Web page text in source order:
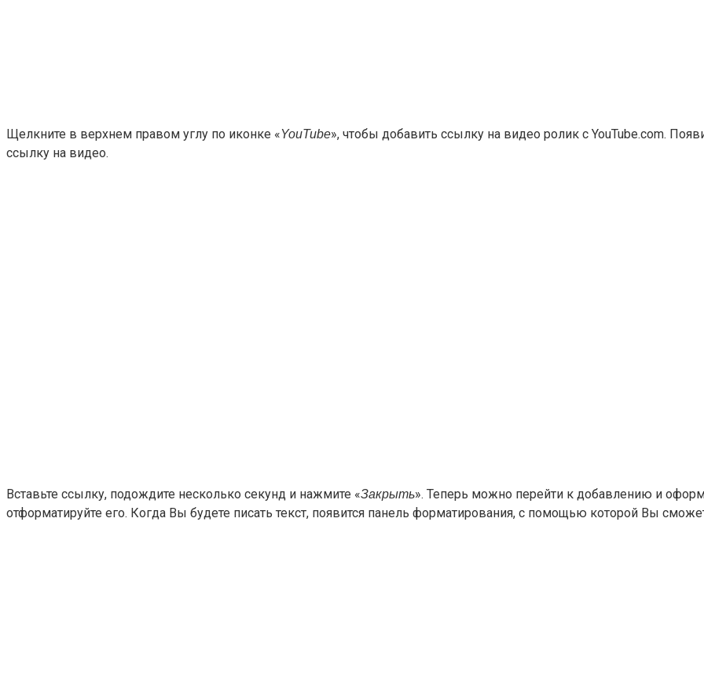
Щелкните в верхнем правом углу по иконке «YouTube», чтобы добавить ссылку на видео ролик с YouTube.com.
ссылку на видео.
Вставьте ссылку, подождите несколько секунд и нажмите «Закрыть». Теперь можно перейти к добавлению и
отформатируйте его. Когда Вы будете писать текст, появится панель форматирования, с помощью которой Вы